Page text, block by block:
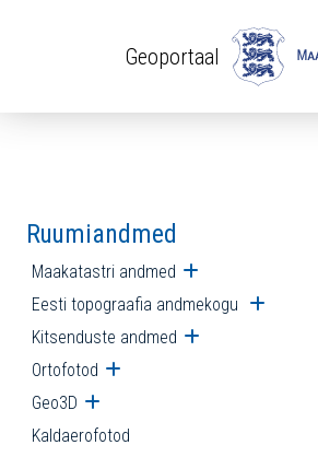
Geoportaal
Ruumiandmed
Maakatastri andmed Ava
Eesti topograafia andmekogu Ava
Kitsenduste andmed Ava
Ortofotod Ava alammenüü
Geo3D Ava alammenüü
Kaldaerofotod